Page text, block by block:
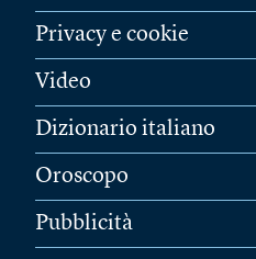
Privacy e cookie
Video
Dizionario italiano
Oroscopo
Pubblicità